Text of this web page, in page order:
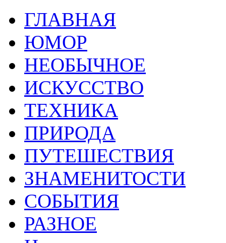
ГЛАВНАЯ
ЮМОР
НЕОБЫЧНОЕ
ИСКУССТВО
ТЕХНИКА
ПРИРОДА
ПУТЕШЕСТВИЯ
ЗНАМЕНИТОСТИ
СОБЫТИЯ
РАЗНОЕ